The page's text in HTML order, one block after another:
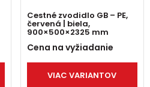
Cestné zvodidlo GB – PE,
červená | biela,
900×500×2325 mm
Cena na vyžiadanie
VIAC VARIANTOV